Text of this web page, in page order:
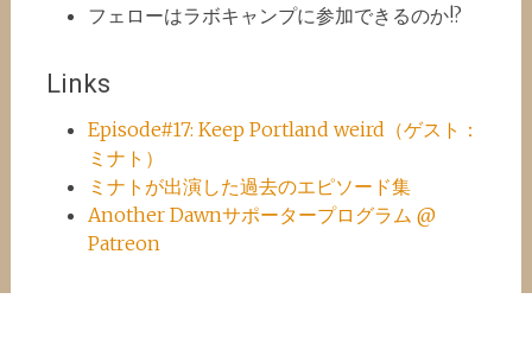
フェローはラボキャンプに参加できるのか!?
Links
Episode#17: Keep Portland weird（ゲスト：
ミナト）
ミナトが出演した過去のエピソード集
Another Dawnサポータープログラム @
Patreon